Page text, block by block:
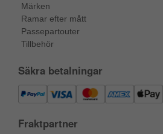
Märken
Ramar efter mått
Passepartouter
Tillbehör
Säkra betalningar
Fraktpartner